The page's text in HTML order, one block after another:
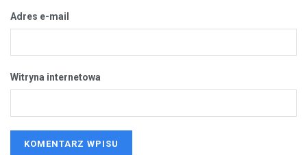
Adres e-mail
Witryna internetowa